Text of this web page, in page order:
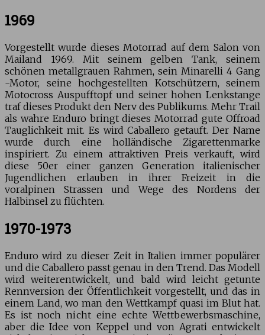
1969
Vorgestellt wurde dieses Motorrad auf dem Salon von
Mailand 1969. Mit seinem gelben Tank, seinem
schönen metallgrauen Rahmen, sein Minarelli 4 Gang
-Motor, seine hochgestellten Kotschützern, seinem
Motocross Auspufftopf und seiner hohen Lenkstange
traf dieses Produkt den Nerv des Publikums. Mehr Trail
als wahre Enduro bringt dieses Motorrad gute Offroad
Tauglichkeit mit. Es wird Caballero getauft. Der Name
wurde durch eine holländische Zigarettenmarke
inspiriert. Zu einem attraktiven Preis verkauft, wird
diese 50er einer ganzen Generation italienischer
Jugendlichen erlauben in ihrer Freizeit in die
voralpinen Strassen und Wege des Nordens der
Halbinsel zu flüchten.
1970-1973
Enduro wird zu dieser Zeit in Italien immer populärer
und die Caballero passt genau in den Trend. Das Modell
wird weiterentwickelt, und bald wird leicht getunte
Rennversion der Öffentlichkeit vorgestellt, und das in
einem Land, wo man den Wettkampf quasi im Blut hat.
Es ist noch nicht eine echte Wettbewerbsmaschine,
aber die Idee von Keppel und von Agrati entwickelt